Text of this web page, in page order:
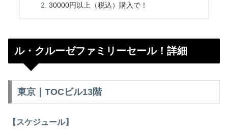
30000円以上（税込）購入で！
ル・クルーゼファミリーセール！詳細
東京｜TOCビル13階
【スケジュール】